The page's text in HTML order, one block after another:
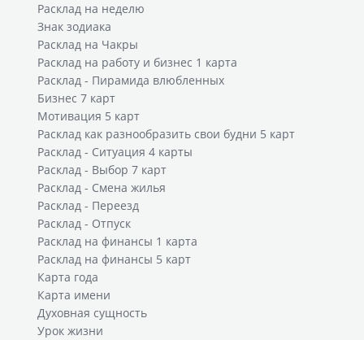
Расклад на неделю
Знак зодиака
Расклад на Чакры
Расклад на работу и бизнес 1 карта
Расклад - Пирамида влюбленных
Бизнес 7 карт
Мотивация 5 карт
Расклад как разнообразить свои будни 5 карт
Расклад - Ситуация 4 карты
Расклад - Выбор 7 карт
Расклад - Смена жилья
Расклад - Переезд
Расклад - Отпуск
Расклад на финансы 1 карта
Расклад на финансы 5 карт
Карта года
Карта имени
Духовная сущность
Урок жизни